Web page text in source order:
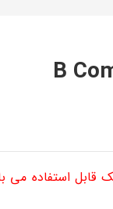
قابل استفاده